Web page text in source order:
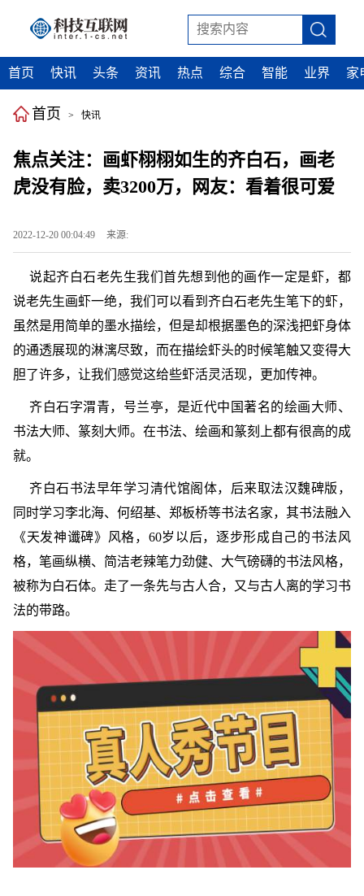
首页 快讯 头条 资讯 热点 综合 智能 业界 家
首页 > 快讯
焦点关注：画虾栩栩如生的齐白石，画老
虎没有脸，卖3200万，网友：看着很可爱
2022-12-20 00:04:49 来源:
说起齐白石老先生我们首先想到他的画作一定是虾，都
说老先生画虾一绝，我们可以看到齐白石老先生笔下的虾，
虽然是用简单的墨水描绘，但是却根据墨色的深浅把虾身体
的通透展现的淋漓尽致，而在描绘虾头的时候笔触又变得大
胆了许多，让我们感觉这给些虾活灵活现，更加传神。
齐白石字渭青，号兰亭，是近代中国著名的绘画大师、
书法大师、篆刻大师。在书法、绘画和篆刻上都有很高的成
就。
齐白石书法早年学习清代馆阁体，后来取法汉魏碑版，
同时学习李北海、何绍基、郑板桥等书法名家，其书法融入
《天发神谶碑》风格，60岁以后，逐步形成自己的书法风
格，笔画纵横、简洁老辣笔力劲健、大气磅礴的书法风格，
被称为白石体。走了一条先与古人合，又与古人离的学习书
法的带路。